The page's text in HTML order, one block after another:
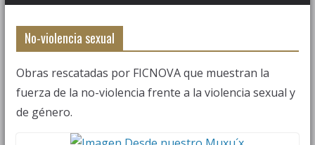
No-violencia sexual
Obras rescatadas por FICNOVA que muestran la
fuerza de la no-violencia frente a la violencia sexual y
de género.